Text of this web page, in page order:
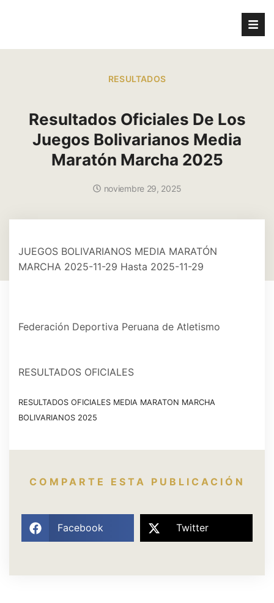
RESULTADOS
Resultados Oficiales De Los
Juegos Bolivarianos Media
Maratón Marcha 2025
noviembre 29, 2025
JUEGOS BOLIVARIANOS MEDIA MARATÓN
MARCHA 2025-11-29 Hasta 2025-11-29
Federación Deportiva Peruana de Atletismo
RESULTADOS OFICIALES
RESULTADOS OFICIALES MEDIA MARATON MARCHA
BOLIVARIANOS 2025
COMPARTE ESTA PUBLICACIÓN
Facebook Twitter